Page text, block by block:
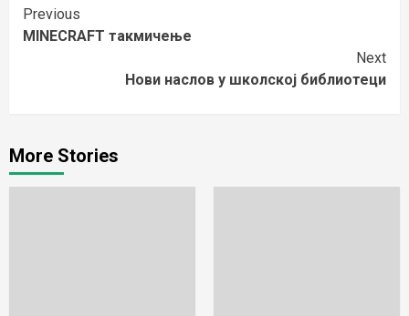
Continue
Reading
Previous
MINECRAFT такмичење
Next
Нови наслов у школској библиотеци
More Stories